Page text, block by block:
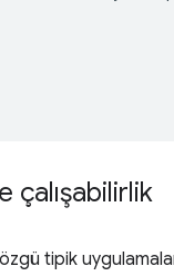
çalışabilirlik
tipik